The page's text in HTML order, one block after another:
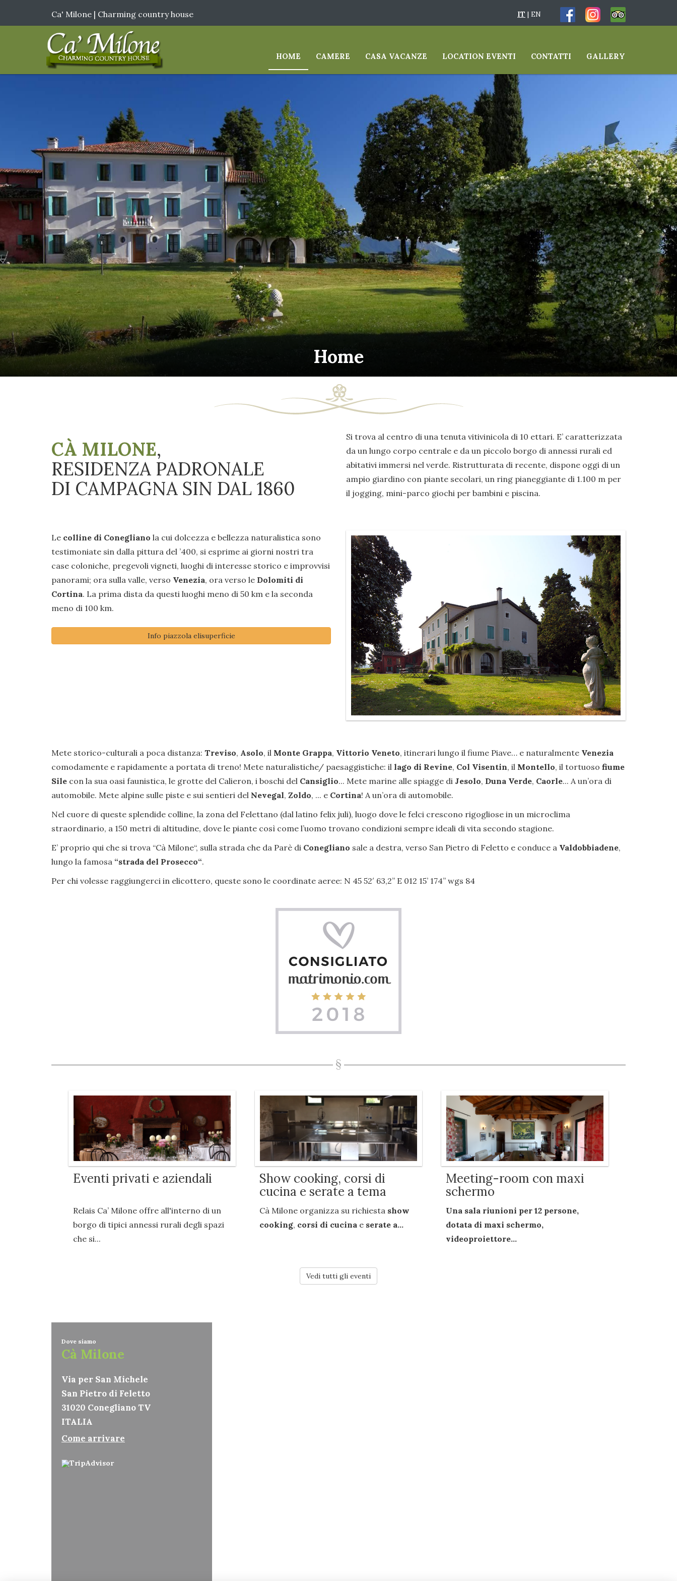
Ca' Milone | Charming country house IT | EN
HOME CAMERE CASA VACANZE LOCATION EVENTI CONTATTI GALLERY
Home
CÀ MILONE,
RESIDENZA PADRONALE
DI CAMPAGNA SIN DAL 1860
Si trova al centro di una tenuta vitivinicola di 10 ettari. E’ caratterizzata
da un lungo corpo centrale e da un piccolo borgo di annessi rurali ed
abitativi immersi nel verde. Ristrutturata di recente, dispone oggi di un
ampio giardino con piante secolari, un ring pianeggiante di 1.100 m per
il jogging, mini-parco giochi per bambini e piscina.
Le colline di Conegliano la cui dolcezza e bellezza naturalistica sono
testimoniate sin dalla pittura del ’400, si esprime ai giorni nostri tra
case coloniche, pregevoli vigneti, luoghi di interesse storico e improvvisi
panorami; ora sulla valle, verso Venezia, ora verso le Dolomiti di
Cortina. La prima dista da questi luoghi meno di 50 km e la seconda
meno di 100 km.
Info piazzola elisuperficie
Mete storico-culturali a poca distanza: Treviso, Asolo, il Monte Grappa, Vittorio Veneto, itinerari lungo il fiume Piave… e naturalmente Venezia
comodamente e rapidamente a portata di treno! Mete naturalistiche/ paesaggistiche: il lago di Revine, Col Visentin, il Montello, il tortuoso fiume
Sile con la sua oasi faunistica, le grotte del Calieron, i boschi del Cansiglio... Mete marine alle spiagge di Jesolo, Duna Verde, Caorle... A un’ora di
automobile. Mete alpine sulle piste e sui sentieri del Nevegal, Zoldo, ... e Cortina! A un’ora di automobile.
Nel cuore di queste splendide colline, la zona del Felettano (dal latino felix juli), luogo dove le felci crescono rigogliose in un microclima
straordinario, a 150 metri di altitudine, dove le piante così come l’uomo trovano condizioni sempre ideali di vita secondo stagione.
E’ proprio qui che si trova “Cà Milone“, sulla strada che da Parè di Conegliano sale a destra, verso San Pietro di Feletto e conduce a Valdobbiadene,
lungo la famosa “strada del Prosecco“.
Per chi volesse raggiungerci in elicottero, queste sono le coordinate aeree: N 45 52′ 63,2” E 012 15’ 174’’ wgs 84
Eventi privati e aziendali
Relais Ca’ Milone offre all'interno di un
borgo di tipici annessi rurali degli spazi
che si...
Show cooking, corsi di
cucina e serate a tema
Cà Milone organizza su richiesta show
cooking, corsi di cucina e serate a...
Meeting-room con maxi
schermo
Una sala riunioni per 12 persone,
dotata di maxi schermo,
videoproiettore...
Vedi tutti gli eventi
Dove siamo
Cà Milone
Via per San Michele
San Pietro di Feletto
31020 Conegliano TV
ITALIA
Come arrivare